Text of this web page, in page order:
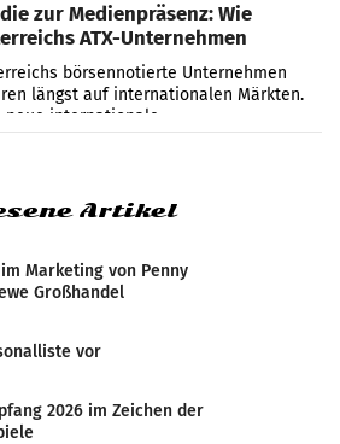
zur Medienpräsenz: Wie
ATX-Unternehmen
wahrgenommen
börsennotierte Unternehmen
längst auf internationalen Märkten.
neue internationale
untersucht die
Artikel
Marketing von Penny
Großhandel
vor
2026 im Zeichen der